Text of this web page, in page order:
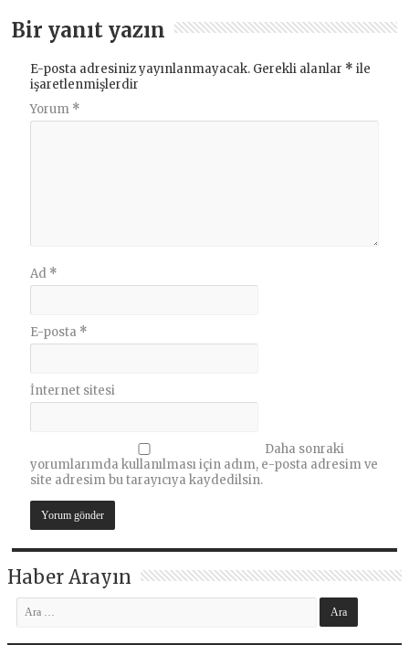
Bir yanıt yazın
E-posta adresiniz yayınlanmayacak. Gerekli alanlar * ile
işaretlenmişlerdir
Yorum *
Ad *
E-posta *
İnternet sitesi
Daha sonraki
yorumlarımda kullanılması için adım, e-posta adresim ve
site adresim bu tarayıcıya kaydedilsin.
Haber Arayın